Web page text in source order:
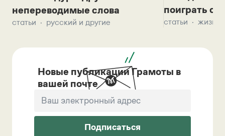
непереводимые слова
статьи русский и другие
поиграть с
статьи жизнь
Новые публикации Грамоты в
вашей почте
Подписаться